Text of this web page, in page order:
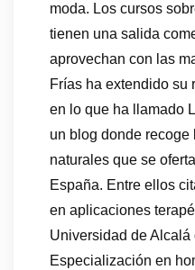
moda. Los cursos
tienen una salida
aprovechan con las
Frías ha extendido su
en lo que ha llamado
un blog donde
naturales que se
España. Entre ellos
en aplicaciones
Universidad de Alcalá
Especialización en